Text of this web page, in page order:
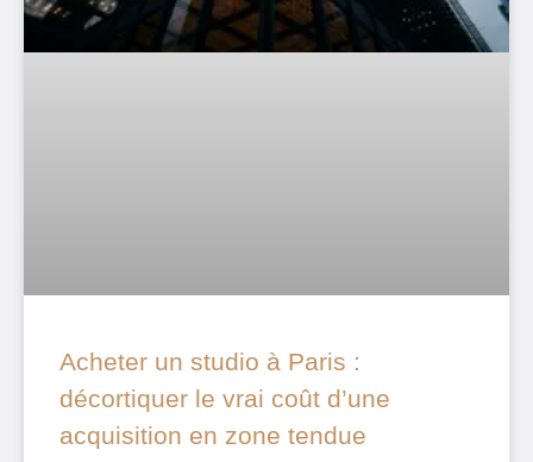
Acheter un studio à Paris :
décortiquer le vrai coût d’une
acquisition en zone tendue